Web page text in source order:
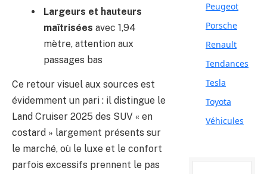
Largeurs et hauteurs
maîtrisées avec 1,94
mètre, attention aux
passages bas
Ce retour visuel aux sources est
évidemment un pari : il distingue le
Land Cruiser 2025 des SUV « en
costard » largement présents sur
le marché, où le luxe et le confort
parfois excessifs prennent le pas
Peugeot
Porsche
Renault
Tendances
Tesla
Toyota
Véhicules